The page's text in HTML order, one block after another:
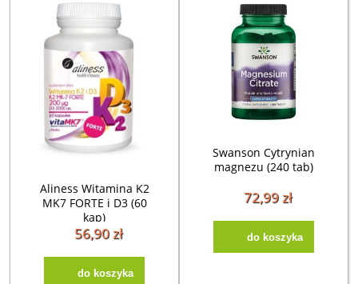
Aliness Witamina K2
MK7 FORTE i D3 (60
kap)
56,90 zł
do koszyka
Swanson Cytrynian
magnezu (240 tab)
72,99 zł
do koszyka